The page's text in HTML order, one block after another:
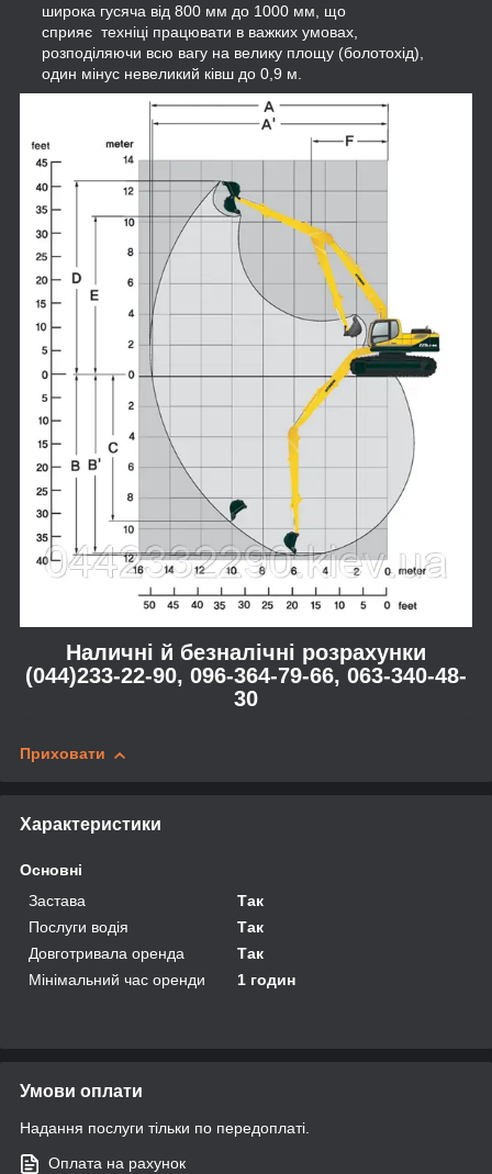
широка гусяча від 800 мм до 1000 мм, що
сприяє техніці працювати в важких умовах,
розподіляючи всю вагу на велику площу (болотохід),
один мінус невеликий ківш до 0,9 м.
Наличні й безналічні розрахунки
(044)233-22-90, 096-364-79-66, 063-340-48-
30
Приховати
Характеристики
Основні
Застава
Так
Послуги водія
Так
Довготривала оренда
Так
Мінімальний час оренди
1 годин
Умови оплати
Надання послуги тільки по передоплаті.
Оплата на рахунок